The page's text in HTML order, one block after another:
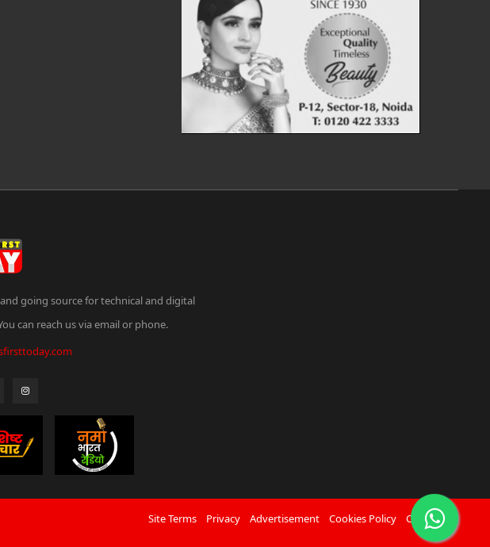
going source for technical and digital
can reach us via email or phone.
Site Terms Privacy Advertisement Cookies Policy Contact Us